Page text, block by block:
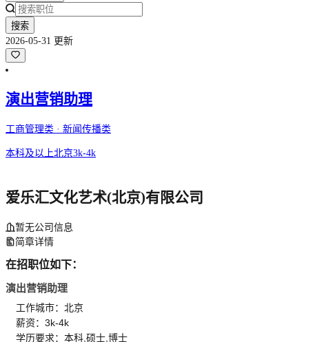
搜索
2026-05-31 更新
演出营销助理
工商管理类 · 新闻传播类
本科及以上北京3k-4k
爱乐汇文化艺术(北京)有限公司
暂无公司信息
简章详情
在招职位如下：
演出营销助理
工作城市：北京
薪资：3k-4k
学历要求：本科,硕士,博士